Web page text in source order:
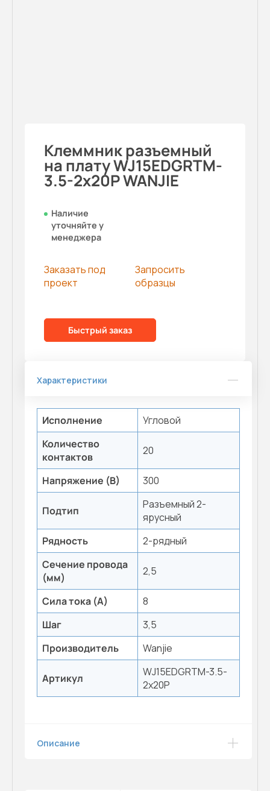
Клеммник разъемный
на плату WJ15EDGRTM-
3.5-2x20P WANJIE
Наличие
уточняйте у
менеджера
Заказать под
проект
Запросить
образцы
Быстрый заказ
Характеристики
Исполнение
Угловой
Количество
контактов
20
Напряжение (В) 300
Подтип
Разъемный 2-
ярусный
Рядность
2-рядный
Сечение провода
(мм)
2,5
Сила тока (А)
8
Шаг
3,5
Производитель
Wanjie
Артикул
WJ15EDGRTM-3.5-
2x20P
Описание